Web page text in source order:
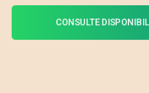
CONSULTE